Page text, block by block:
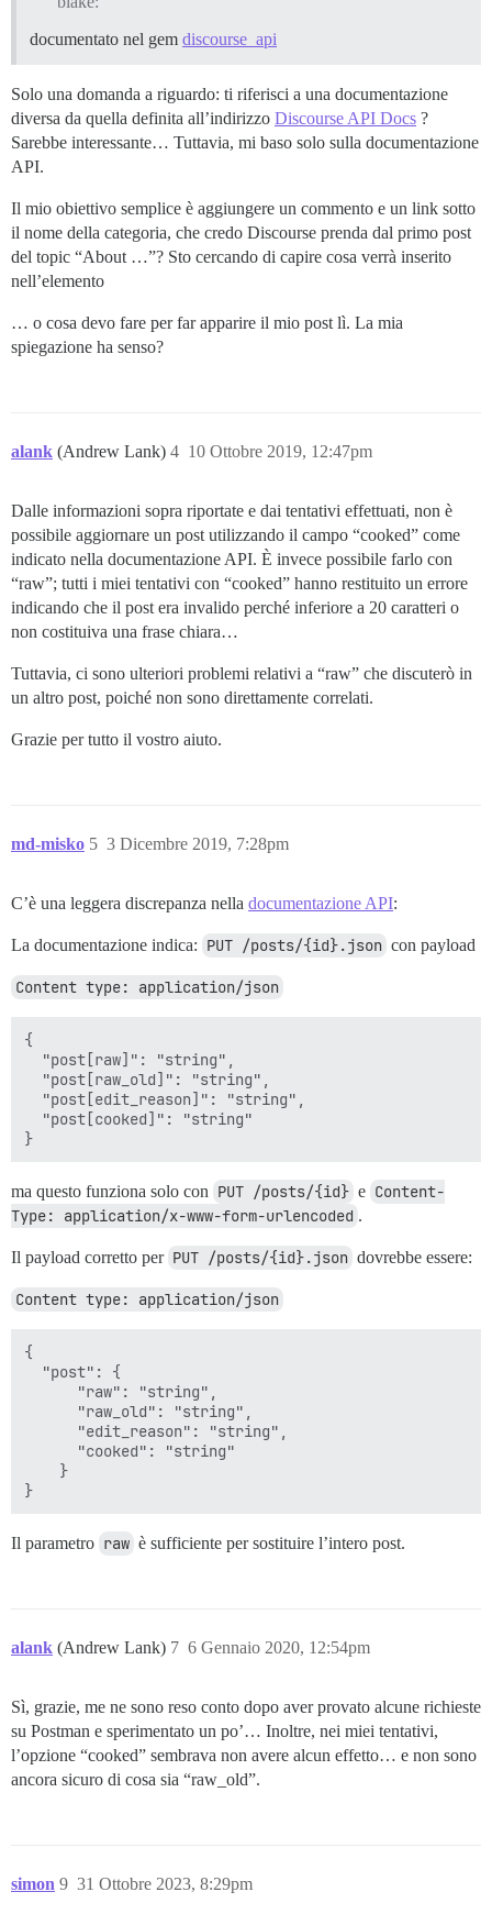
documentato nel gem discourse_api
Solo una domanda a riguardo: ti riferisci a una documentazione
diversa da quella definita all’indirizzo Discourse API Docs ?
Sarebbe interessante… Tuttavia, mi baso solo sulla documentazione
API.
Il mio obiettivo semplice è aggiungere un commento e un link sotto
il nome della categoria, che credo Discourse prenda dal primo post
del topic “About …”? Sto cercando di capire cosa verrà inserito
nell’elemento
… o cosa devo fare per far apparire il mio post lì. La mia
spiegazione ha senso?
alank (Andrew Lank) 10 Ottobre 2019, 12:47pm
4
Dalle informazioni sopra riportate e dai tentativi effettuati, non è
possibile aggiornare un post utilizzando il campo “cooked” come
indicato nella documentazione API. È invece possibile farlo con
“raw”; tutti i miei tentativi con “cooked” hanno restituito un errore
indicando che il post era invalido perché inferiore a 20 caratteri o
non costituiva una frase chiara…
Tuttavia, ci sono ulteriori problemi relativi a “raw” che discuterò in
un altro post, poiché non sono direttamente correlati.
Grazie per tutto il vostro aiuto.
md-misko 3 Dicembre 2019, 7:28pm
5
C’è una leggera discrepanza nella documentazione API:
La documentazione indica: PUT /posts/{id}.json con payload
Content type: application/json
{
  "post[raw]": "string",
  "post[raw_old]": "string",
  "post[edit_reason]": "string",
  "post[cooked]": "string"
ma questo funziona solo con PUT /posts/{id} e Content-
Type: application/x-www-form-urlencoded .
Il payload corretto per PUT /posts/{id}.json dovrebbe essere:
Content type: application/json
{
  "post": {
      "raw": "string",
      "raw_old": "string",
      "edit_reason": "string",
      "cooked": "string"
    }
Il parametro raw è sufficiente per sostituire l’intero post.
alank (Andrew Lank) 6 Gennaio 2020, 12:54pm
7
Sì, grazie, me ne sono reso conto dopo aver provato alcune richieste
su Postman e sperimentato un po’… Inoltre, nei miei tentativi,
l’opzione “cooked” sembrava non avere alcun effetto… e non sono
ancora sicuro di cosa sia “raw_old”.
simon 31 Ottobre 2023, 8:29pm
9